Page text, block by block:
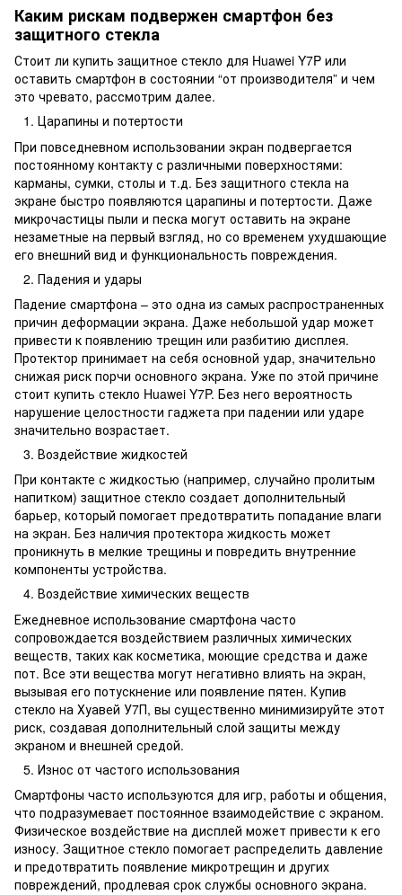
Каким рискам подвержен смартфон без
защитного стекла
Стоит ли купить защитное стекло для Huawei Y7P или
оставить смартфон в состоянии “от производителя” и чем
это чревато, рассмотрим далее.
Царапины и потертости
При повседневном использовании экран подвергается
постоянному контакту с различными поверхностями:
карманы, сумки, столы и т.д. Без защитного стекла на
экране быстро появляются царапины и потертости. Даже
микрочастицы пыли и песка могут оставить на экране
незаметные на первый взгляд, но со временем ухудшающие
его внешний вид и функциональность повреждения.
Падения и удары
Падение смартфона – это одна из самых распространенных
причин деформации экрана. Даже небольшой удар может
привести к появлению трещин или разбитию дисплея.
Протектор принимает на себя основной удар, значительно
снижая риск порчи основного экрана. Уже по этой причине
стоит купить стекло Huawei Y7P. Без него вероятность
нарушение целостности гаджета при падении или ударе
значительно возрастает.
Воздействие жидкостей
При контакте с жидкостью (например, случайно пролитым
напитком) защитное стекло создает дополнительный
барьер, который помогает предотвратить попадание влаги
на экран. Без наличия протектора жидкость может
проникнуть в мелкие трещины и повредить внутренние
компоненты устройства.
Воздействие химических веществ
Ежедневное использование смартфона часто
сопровождается воздействием различных химических
веществ, таких как косметика, моющие средства и даже
пот. Все эти вещества могут негативно влиять на экран,
вызывая его потускнение или появление пятен. Купив
стекло на Хуавей У7П, вы существенно минимизируйте этот
риск, создавая дополнительный слой защиты между
экраном и внешней средой.
Износ от частого использования
Смартфоны часто используются для игр, работы и общения,
что подразумевает постоянное взаимодействие с экраном.
Физическое воздействие на дисплей может привести к его
износу. Защитное стекло помогает распределить давление
и предотвратить появление микротрещин и других
повреждений, продлевая срок службы основного экрана.